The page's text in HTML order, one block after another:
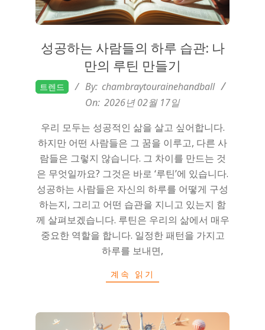
성공하는 사람들의 하루 습관: 나
만의 루틴 만들기
2026-
02-
트렌드 By: chambraytourainehandball
On: 2026년 02월 17일
우리 모두는 성공적인 삶을 살고 싶어합니다.
하지만 어떤 사람들은 그 꿈을 이루고, 다른 사
람들은 그렇지 않습니다. 그 차이를 만드는 것
은 무엇일까요? 그것은 바로 ‘루틴’에 있습니다.
성공하는 사람들은 자신의 하루를 어떻게 구성
하는지, 그리고 어떤 습관을 지니고 있는지 함
께 살펴보겠습니다. 루틴은 우리의 삶에서 매우
중요한 역할을 합니다. 일정한 패턴을 가지고
하루를 보내면,
계속 읽기